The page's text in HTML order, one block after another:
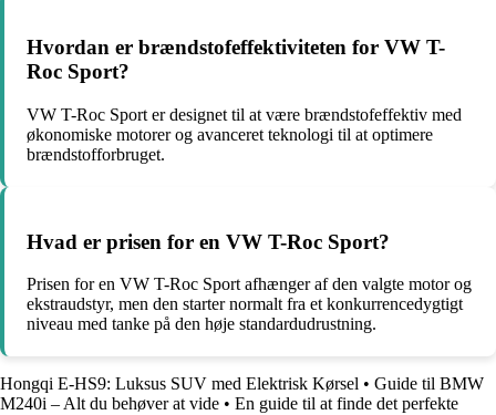
Hvordan er brændstofeffektiviteten for VW T-
Roc Sport?
VW T-Roc Sport er designet til at være brændstofeffektiv med
økonomiske motorer og avanceret teknologi til at optimere
brændstofforbruget.
Hvad er prisen for en VW T-Roc Sport?
Prisen for en VW T-Roc Sport afhænger af den valgte motor og
ekstraudstyr, men den starter normalt fra et konkurrencedygtigt
niveau med tanke på den høje standardudrustning.
Hongqi E-HS9: Luksus SUV med Elektrisk Kørsel • Guide til BMW
M240i – Alt du behøver at vide • En guide til at finde det perfekte